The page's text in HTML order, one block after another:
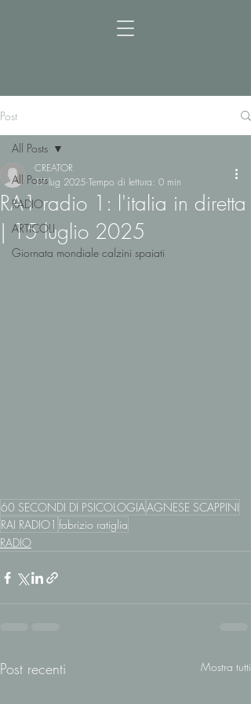
Post
All Posts
RADIO
ARTICOLI
Giornata mondiale calzini spaiati
All Posts
RA1 radio 1: l'italia in diretta
| 15 luglio 2025
CREATOR
17 lug 2025 Tempo di lettura: 0 min
60 SECONDI DI PSICOLOGIAAGNESE SCAPPINI
RAI RADIO1 fabrizio ratiglia
RADIO
Post recenti Mostra tutti